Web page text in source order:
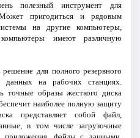
полезный инструмент для
пригодиться и рядовым
на другие компьютеры,
имеют различную
для полного резервного
данных на рабочих станциях.
точные образы жесткого диска
наиболее полную защиту
представляет собой файл,
в том числе загрузочные